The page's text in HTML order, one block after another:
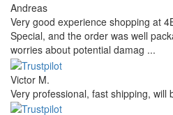
Andreas
Very good experience shopping at
Special, and the order was well
worries about potential damag ...
Victor M.
Very professional, fast shipping, will